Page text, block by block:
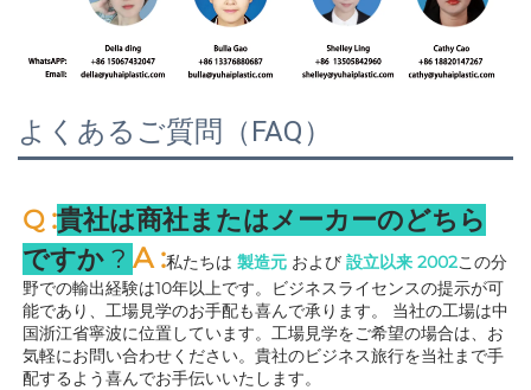
よくあるご質問（FAQ）
Q :貴社は商社またはメーカーのどちら
ですか ? A :私たちは 製造元 および 設立以来 2002この分
野での輸出経験は10年以上です。ビジネスライセンスの提示が可
能であり、工場見学のお手配も喜んで承ります。 当社の工場は中
国浙江省寧波に位置しています。工場見学をご希望の場合は、お
気軽にお問い合わせください。貴社のビジネス旅行を当社まで手
配するよう喜んでお手伝いいたします。